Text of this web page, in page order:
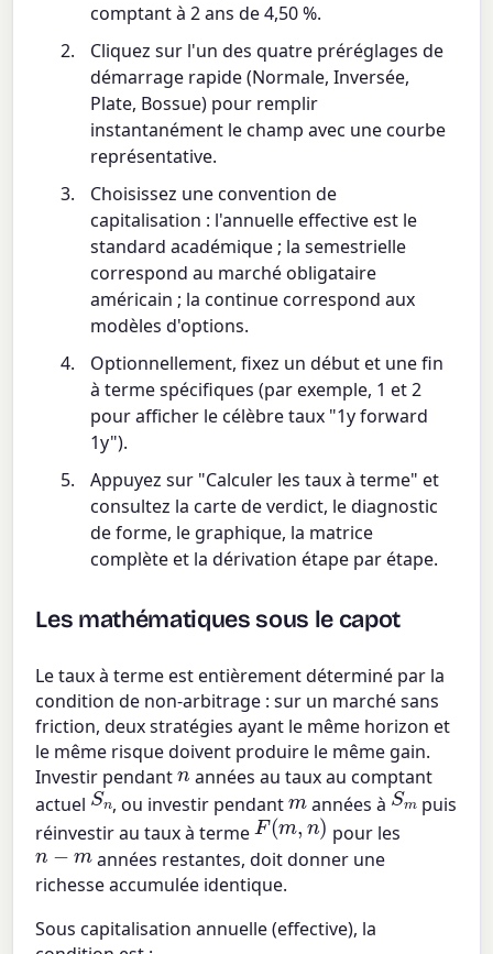
comptant à 2 ans de 4,50 %.
Cliquez sur l'un des quatre préréglages de
démarrage rapide (Normale, Inversée,
Plate, Bossue) pour remplir
instantanément le champ avec une courbe
représentative.
Choisissez une convention de
capitalisation : l'annuelle effective est le
standard académique ; la semestrielle
correspond au marché obligataire
américain ; la continue correspond aux
modèles d'options.
Optionnellement, fixez un début et une fin
à terme spécifiques (par exemple, 1 et 2
pour afficher le célèbre taux "1y forward
1y").
Appuyez sur "Calculer les taux à terme" et
consultez la carte de verdict, le diagnostic
de forme, le graphique, la matrice
complète et la dérivation étape par étape.
Les mathématiques sous le capot
Le taux à terme est entièrement déterminé par la
condition de non-arbitrage : sur un marché sans
friction, deux stratégies ayant le même horizon et
le même risque doivent produire le même gain.
Investir pendantn années au taux au comptant
actuel Sn, ou investir pendantmannées à Smpuis
réinvestir au taux à terme
F(m,n)
pour les
n−m
années restantes, doit donner une
richesse accumulée identique.
Sous capitalisation annuelle (effective), la